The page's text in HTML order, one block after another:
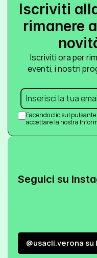
Iscriviti
rimanere
Iscriviti ora per
eventi, i nostri
Facendo clic sul
accettare la nostra
Seguici su
@usacli.verona
@usacli.verona